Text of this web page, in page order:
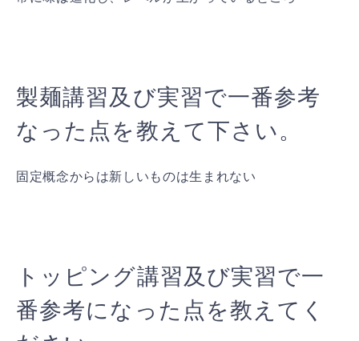
製麺講習及び実習で一番参考
なった点を教えて下さい。
固定概念からは新しいものは生まれない
トッピング講習及び実習で一
番参考になった点を教えてく